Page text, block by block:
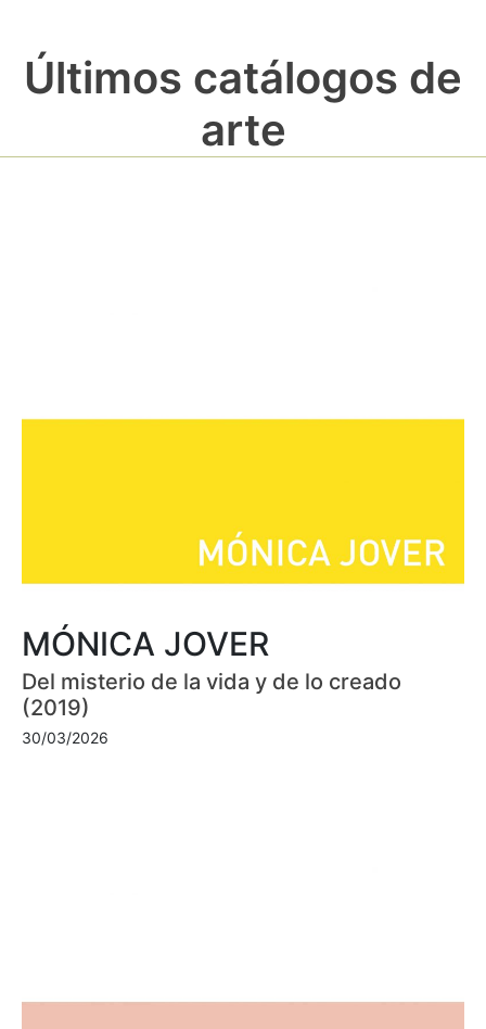
Últimos catálogos de
arte
MÓNICA JOVER
Del misterio de la vida y de lo creado
(2019)
30/03/2026